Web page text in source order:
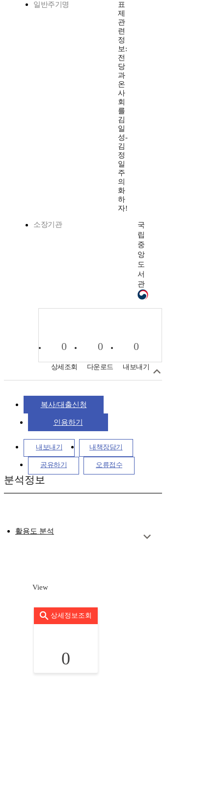
일반주기명
표
제
관
련
정
보:
전
당
과
온
사
회
를
김
일
성-
김
정
일
주
의
화
하
자!
소장기관
국
립
중
앙
도
서
관
0
상세조회
0
다운로드
0
내보내기
복사/대출신청
인용하기
내보내기 내책장담기
공유하기 오류접수
분석정보
활용도 분석
View
상세정보조회
0